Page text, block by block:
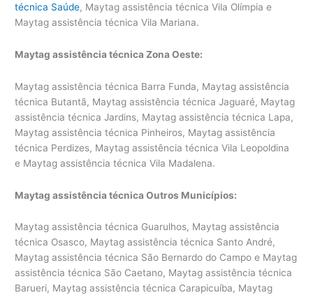
técnica Saúde, Maytag assistência técnica Vila Olímpia e
Maytag assistência técnica Vila Mariana.
Maytag assistência técnica Zona Oeste:
Maytag assistência técnica Barra Funda, Maytag assistência
técnica Butantã, Maytag assistência técnica Jaguaré, Maytag
assistência técnica Jardins, Maytag assistência técnica Lapa,
Maytag assistência técnica Pinheiros, Maytag assistência
técnica Perdizes, Maytag assistência técnica Vila Leopoldina
e Maytag assistência técnica Vila Madalena.
Maytag assistência técnica Outros Municípios:
Maytag assistência técnica Guarulhos, Maytag assistência
técnica Osasco, Maytag assistência técnica Santo André,
Maytag assistência técnica São Bernardo do Campo e Maytag
assistência técnica São Caetano, Maytag assistência técnica
Barueri, Maytag assistência técnica Carapicuíba, Maytag